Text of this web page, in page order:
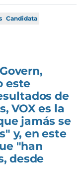
Candidata
este
de
VOX es la
jamás se
y, en este
"han
desde